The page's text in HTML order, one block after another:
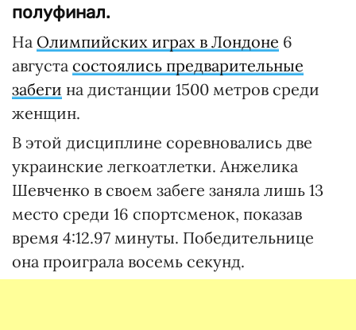
полуфинал.
На Олимпийских играх в Лондоне 6
августа состоялись предварительные
забеги на дистанции 1500 метров среди
женщин.
В этой дисциплине соревновались две
украинские легкоатлетки. Анжелика
Шевченко в своем забеге заняла лишь 13
место среди 16 спортсменок, показав
время 4:12.97 минуты. Победительнице
она проиграла восемь секунд.